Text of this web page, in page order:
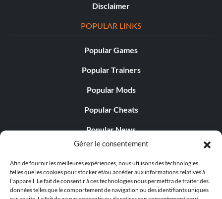
Gérer le consentement
Afin de fournir les meilleures expériences, nous utilisons des technologies
telles que les cookies pour stocker et/ou accéder aux informations relatives à
l'appareil. Le fait de consentir à ces technologies nous permettra de traiter des
données telles que le comportement de navigation ou des identifiants uniques
Disclaimer
POPULAR LINKS
Popular Games
Popular Trainers
Popular Mods
Popular Cheats
Popular News
Popular Editorials
Popular Free Games
LATEST UPDATES